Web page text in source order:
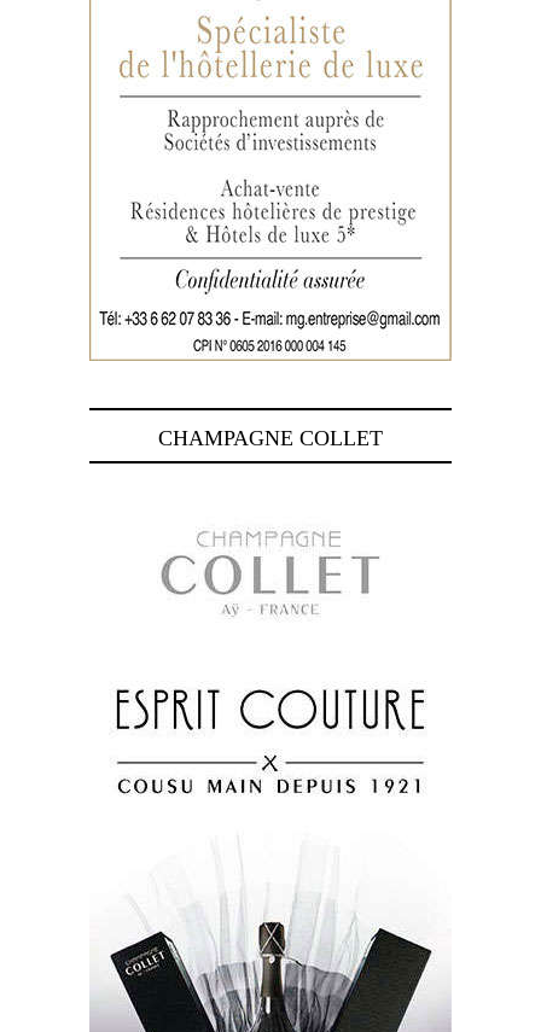
CHAMPAGNE COLLET